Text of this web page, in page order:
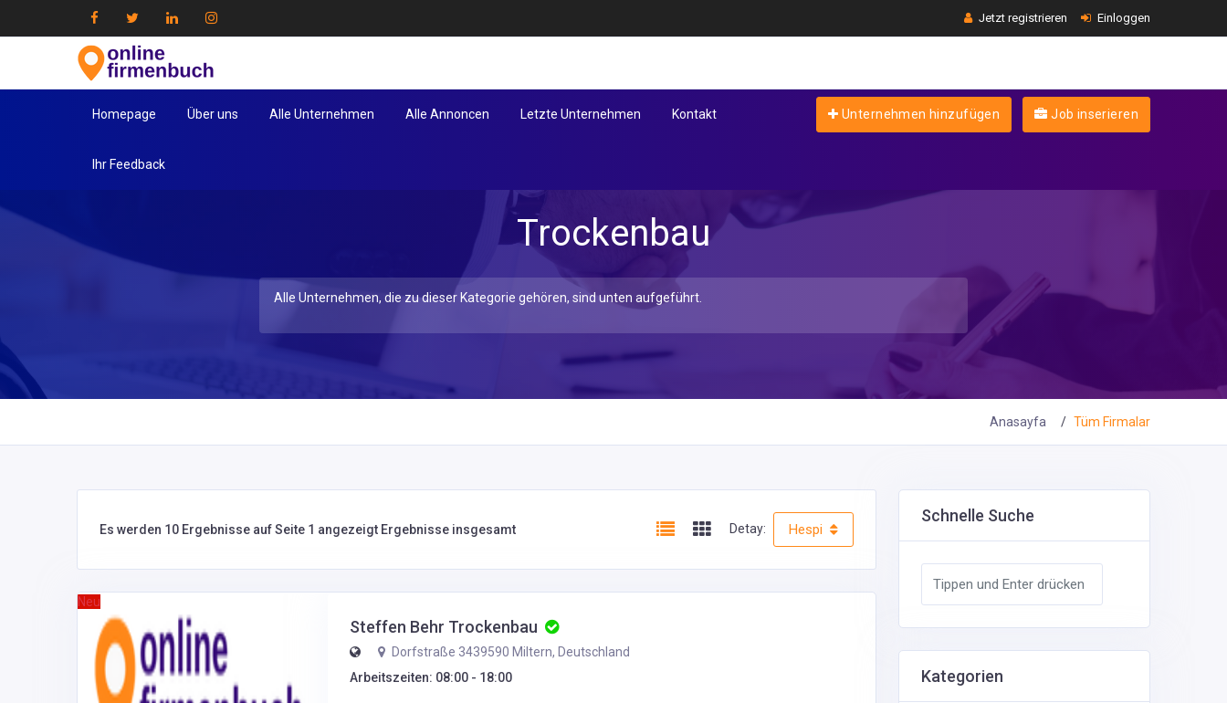
Jetzt registrieren Einloggen
Homepage Über uns Alle Unternehmen Alle Annoncen Letzte Unternehmen Kontakt
Ihr Feedback
Unternehmen hinzufügen Job inserieren
Trockenbau
Alle Unternehmen, die zu dieser Kategorie gehören, sind unten aufgeführt.
Anasayfa Tüm Firmalar
Es werden 10 Ergebnisse auf Seite 1 angezeigt Ergebnisse insgesamt Detay: Hespi
Neu
Steffen Behr Trockenbau
Dorfstraße 3439590 Miltern, Deutschland
Arbeitszeiten: 08:00 - 18:00
Schnelle Suche
Kategorien